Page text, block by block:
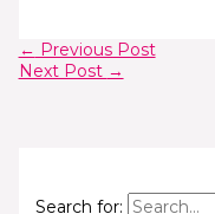
Search for:
← Previous Post
Next Post →